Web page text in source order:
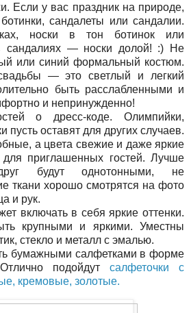
Если у вас праздник на природе,
сандалеты или сандалии.
носки в тон ботинок или
сандалиях — носки долой! :) Не
или синий формальный костюм.
— это светлый и легкий
быть расслабленными и
и непринужденно!
о дресс-коде. Олимпийки,
пусть оставят для других случаев.
а цвета свежие и даже яркие
для приглашенных гостей. Лучше
будут однотонными, не
ткани хорошо смотрятся на фото
и рук.
включать в себя яркие оттенки.
крупными и яркими. Уместны
стекло и металл с эмалью.
бумажными салфетками в форме
подойдут салфеточки с
кремовые, золотые.